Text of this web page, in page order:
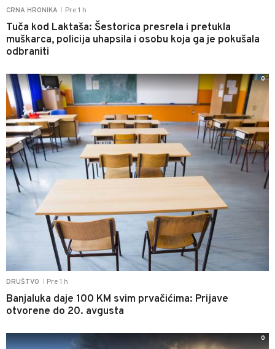
CRNA HRONIKA Pre 1 h
Tuča kod Laktaša: Šestorica presrela i pretukla
muškarca, policija uhapsila i osobu koja ga je pokušala
odbraniti
DRUŠTVO Pre 1 h
Banjaluka daje 100 KM svim prvačićima: Prijave
otvorene do 20. avgusta
0
0